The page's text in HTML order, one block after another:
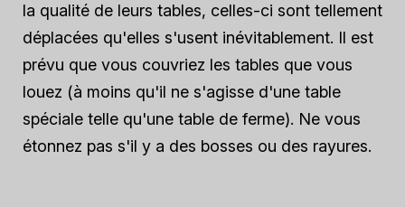
la qualité de leurs tables, celles-ci sont tellement
déplacées qu'elles s'usent inévitablement. Il est
prévu que vous couvriez les tables que vous
louez (à moins qu'il ne s'agisse d'une table
spéciale telle qu'une table de ferme). Ne vous
étonnez pas s'il y a des bosses ou des rayures.